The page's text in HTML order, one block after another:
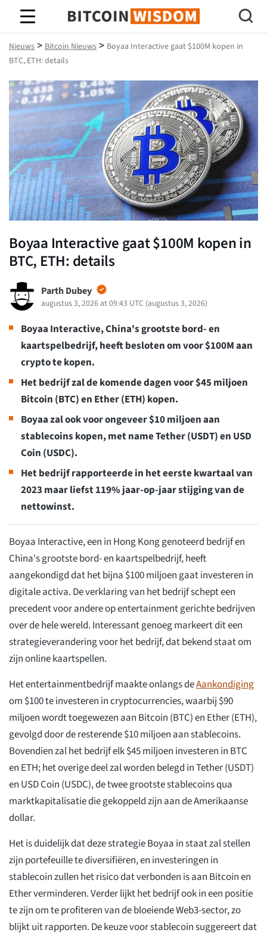
Bitcoin-wijsheid
Nieuws > Bitcoin Nieuws > Boyaa Interactive gaat $100M kopen in
BTC, ETH: details
Boyaa Interactive gaat $100M kopen in
BTC, ETH: details
Parth Dubey
augustus 3, 2026 at 09:43 UTC (augustus 3, 2026)
Boyaa Interactive, China's grootste bord- en
kaartspelbedrijf, heeft besloten om voor $100M aan
crypto te kopen.
Het bedrijf zal de komende dagen voor $45 miljoen
Bitcoin (BTC) en Ether (ETH) kopen.
Boyaa zal ook voor ongeveer $10 miljoen aan
stablecoins kopen, met name Tether (USDT) en USD
Coin (USDC).
Het bedrijf rapporteerde in het eerste kwartaal van
2023 maar liefst 119% jaar-op-jaar stijging van de
nettowinst.
Boyaa Interactive, een in Hong Kong genoteerd bedrijf en
China's grootste bord- en kaartspelbedrijf, heeft
aangekondigd dat het bijna $100 miljoen gaat investeren in
digitale activa. De verklaring van het bedrijf schept een
precedent voor andere op entertainment gerichte bedrijven
over de hele wereld. Interessant genoeg markeert dit een
strategieverandering voor het bedrijf, dat bekend staat om
zijn online kaartspellen.
Het entertainmentbedrijf maakte onlangs deAankondiging
om $100 te investeren in cryptocurrencies, waarbij $90
miljoen wordt toegewezen aan Bitcoin (BTC) en Ether (ETH),
gevolgd door de resterende $10 miljoen aan stablecoins.
Bovendien zal het bedrijf elk $45 miljoen investeren in BTC
en ETH; het overige deel zal worden belegd in Tether (USDT)
en USD Coin (USDC), de twee grootste stablecoins qua
marktkapitalisatie die gekoppeld zijn aan de Amerikaanse
dollar.
Het is duidelijk dat deze strategie Boyaa in staat zal stellen
zijn portefeuille te diversifiëren, en investeringen in
stablecoin zullen het risico dat verbonden is aan Bitcoin en
Ether verminderen. Verder lijkt het bedrijf ook in een positie
te zijn om te profiteren van de bloeiende Web3-sector, zo
blijkt uit rapporten. De keuze voor stablecoin suggereert dat